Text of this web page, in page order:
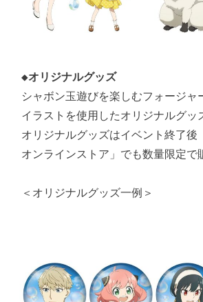
◆オリジナルグッズ
シャボン玉遊びを楽しむフォージャ
イラストを使用したオリジナルグッ
オリジナルグッズはイベント終了後
オンラインストア」でも数量限定で
＜オリジナルグッズ一例＞